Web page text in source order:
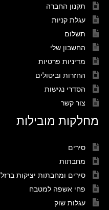
תקנון החברה
עגלת קניות
תשלום
החשבון שלי
מדיניות פרטיות
החזרות וביטולים
הסדרי נגישות
צור קשר
מחלקות מובילות
סירים
מחבתות
סירים ומחבתות יציקות ברזל
פחי אשפה למטבח
עגלות שוק